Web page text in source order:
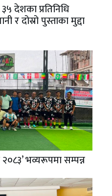
देशका प्रतिनिधि
र दोस्रो पुस्ताका मुद्दा
भव्यरूपमा सम्पन्न